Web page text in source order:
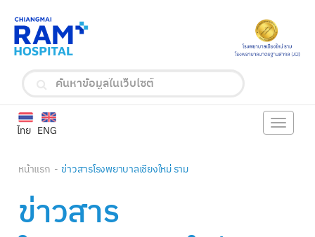
ENG
ไทย Toggle
หน้าแรก ข่าวสารโรงพยาบาลเชียงใหม่ ราม
ข่าวสาร